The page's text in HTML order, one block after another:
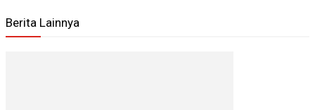
Berita Lainnya